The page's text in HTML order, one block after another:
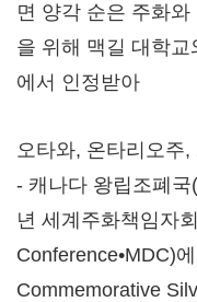
면 양각 순은 주화
을 위해 맥길 대학교
에서 인정받아
오타와, 온타리오주,
- 캐나다 왕립조폐
년 세계주화책임자
Conference•MDC)
Commemorative